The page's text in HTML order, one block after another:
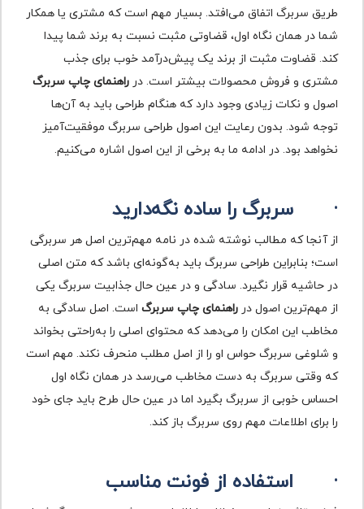
طریق سربرگ اتفاق می‌افتد. بسیار مهم است که مشتری یا همکار
شما در همان نگاه اول، قضاوتی مثبت نسبت به برند شما پیدا
کند. قضاوت مثبت از برند یک پیش‌درآمد خوب برای جذب
مشتری و فروش محصولات بیشتر است. در راهنمای چاپ سربرگ
اصول و نکات زیادی وجود دارد که هنگام طراحی باید به آن‌ها
توجه شود. بدون رعایت این اصول طراحی سربرگ موفقیت‌آمیز
نخواهد بود. در ادامه ما به برخی از این اصول اشاره می‌کنیم.
· سربرگ را ساده نگه‌دارید
از آنجا که مطالب نوشته شده در نامه مهم‌ترین اصل هر سربرگی
است؛ بنابراین طراحی سربرگ باید به‌گونه‌ای باشد که متن اصلی
در حاشیه قرار نگیرد. سادگی و در عین حال جذابیت سربرگ یکی
از مهم‌ترین اصول در راهنمای چاپ سربرگ است. اصل سادگی به
مخاطب این امکان را می‌دهد که محتوای اصلی را به‌راحتی بخواند
و شلوغی سربرگ حواس او را از اصل مطلب منحرف نکند. مهم است
که وقتی سربرگ به دست مخاطب می‌رسد در همان نگاه اول
احساس خوبی از سربرگ بگیرد اما در عین حال طرح باید جای خود
را برای اطلاعات مهم روی سربرگ باز کند.
· استفاده از فونت مناسب